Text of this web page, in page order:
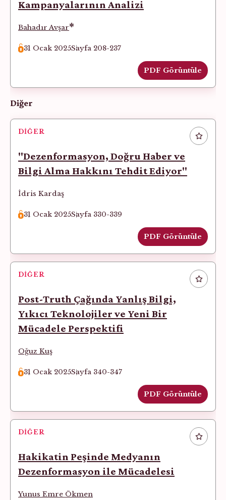
Kampanyalarının Analizi
Bahadır Avşar*
31 Ocak 2025Sayfa 208-237
PDF Görüntüle
Diğer
DIĞER
"Dezenformasyon, Doğru Haber ve
Bilgi Alma Hakkını Tehdit Ediyor"
İdris Kardaş
31 Ocak 2025Sayfa 330-339
PDF Görüntüle
DIĞER
Post-Truth Çağında Yanlış Bilgi,
Yıkıcı Teknolojiler ve Yeni Bir
Mücadele Perspektifi
Oğuz Kuş
31 Ocak 2025Sayfa 340-347
PDF Görüntüle
DIĞER
Hakikatin Peşinde Medyanın
Dezenformasyon ile Mücadelesi
Yunus Emre Ökmen